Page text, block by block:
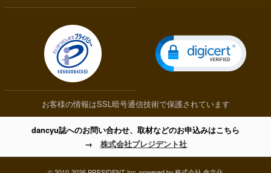
お客様の情報はSSL暗号通信技術で保護されています
dancyu誌へのお問い合わせ、取材などのお申込みはこちら
→ 株式会社プレジデント社